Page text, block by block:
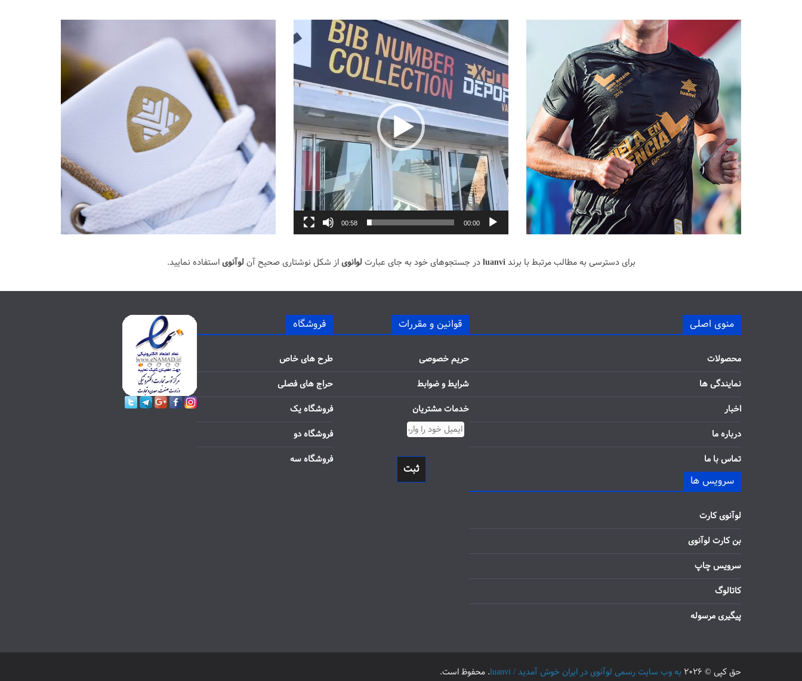
نمایشگر
ویدیو
00:00
00:58
برای دسترسی به مطالب مرتبط با برندluanviدر جستجوهای خود به جای عبارت لوانویاز شکل نوشتاری صحیح آن لوآنویاستفاده نمایید.
منوی اصلی
محصولات
نمایندگی ها
اخبار
درباره ما
تماس با ما
سرویس ها
لوآنوی کارت
بن کارت لوآنوی
سرویس چاپ
کاتالوگ
پیگیری مرسوله
قوانین و مقررات
حریم خصوصی
شرایط و ضوابط
خدمات مشتریان
ثبت
فروشگاه
طرح های خاص
حراج های فصلی
فروشگاه یک
فروشگاه دو
فروشگاه سه
حق کپی © 2026 به وب سایت رسمی لوآنوی در ایران خوش آمدید / luanvi
. محفوظ است.